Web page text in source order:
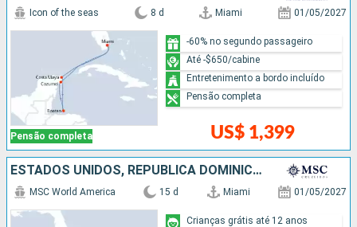
Pensão completa
Icon of the seas 8 d Miami 01/05/2027
US$ 1,399
-60% no segundo passageiro
Até -$650/cabine
Entretenimento a bordo incluído
Pensão completa
ESTADOS UNIDOS, REPUBLICA DOMINICANA, PORTO RICO, HONDURAS, MÉXICO, BAHAMAS
MSC World America 15 d Miami 01/05/2027
Crianças grátis até 12 anos